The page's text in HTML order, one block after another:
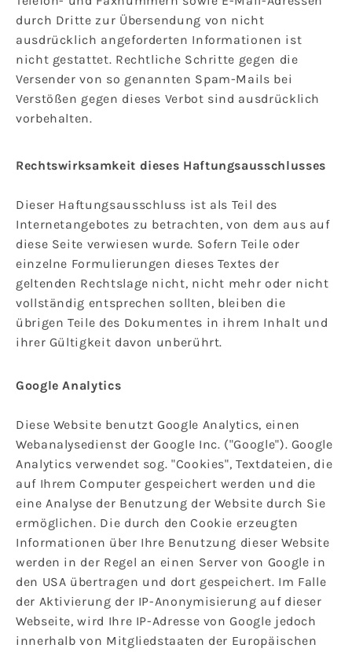
durch Dritte zur Übersendung von nicht
ausdrücklich angeforderten Informationen ist
nicht gestattet. Rechtliche Schritte gegen die
Versender von so genannten Spam-Mails bei
Verstößen gegen dieses Verbot sind ausdrücklich
vorbehalten.
Rechtswirksamkeit dieses Haftungsausschlusses
Dieser Haftungsausschluss ist als Teil des
Internetangebotes zu betrachten, von dem aus auf
diese Seite verwiesen wurde. Sofern Teile oder
einzelne Formulierungen dieses Textes der
geltenden Rechtslage nicht, nicht mehr oder nicht
vollständig entsprechen sollten, bleiben die
übrigen Teile des Dokumentes in ihrem Inhalt und
ihrer Gültigkeit davon unberührt.
Google Analytics
Diese Website benutzt Google Analytics, einen
Webanalysedienst der Google Inc. ("Google"). Google
Analytics verwendet sog. "Cookies", Textdateien, die
auf Ihrem Computer gespeichert werden und die
eine Analyse der Benutzung der Website durch Sie
ermöglichen. Die durch den Cookie erzeugten
Informationen über Ihre Benutzung dieser Website
werden in der Regel an einen Server von Google in
den USA übertragen und dort gespeichert. Im Falle
der Aktivierung der IP-Anonymisierung auf dieser
Webseite, wird Ihre IP-Adresse von Google jedoch
innerhalb von Mitgliedstaaten der Europäischen